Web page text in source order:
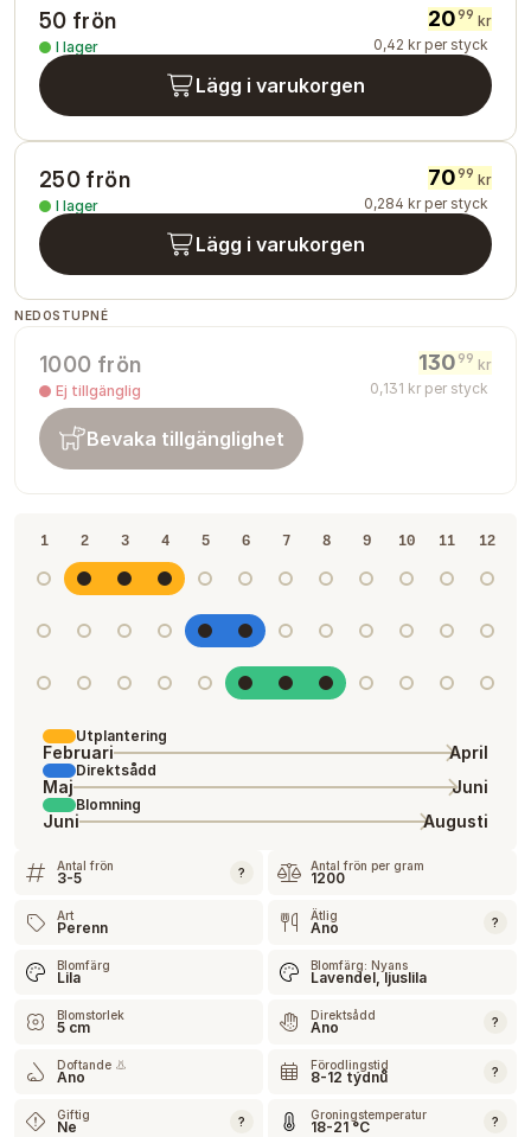
50 frön
I lager
2099 kr
0,42 kr per styck
Lägg i varukorgen
250 frön
I lager
7099 kr
0,284 kr per styck
Lägg i varukorgen
NEDOSTUPNÉ
1000 frön
Ej tillgänglig
130 99 kr
0,131 kr per styck
Bevaka tillgänglighet
1 2 3 4 5 6 7 8 9 10 11 12
Utplantering
Februari April
Direktsådd
Maj Juni
Blomning
Juni Augusti
Antal frön
3-5 ? Antal frön per gram
1200
Art
Perenn
Ätlig
Ano ?
Blomfärg
Lila
Blomfärg: Nyans
Lavendel, ljuslila
Blomstorlek
5 cm
Direktsådd
Ano ?
Doftande 👃
Ano
Förodlingstid
8-12 týdnů ?
Giftig
Ne ? Groningstemperatur
18-21 °C ?